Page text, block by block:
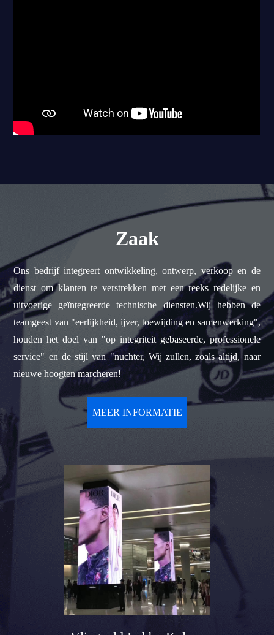
Zaak
Ons bedrijf integreert ontwikkeling, ontwerp, verkoop en de
dienst om klanten te verstrekken met een reeks redelijke en
uitvoerige geïntegreerde technische diensten.Wij hebben de
teamgeest van "eerlijkheid, ijver, toewijding en samenwerking",
houden het doel van "op integriteit gebaseerde, professionele
service" en de stijl van "nuchter, Wij zullen, zoals altijd, naar
nieuwe hoogten marcheren!
MEER INFORMATIE